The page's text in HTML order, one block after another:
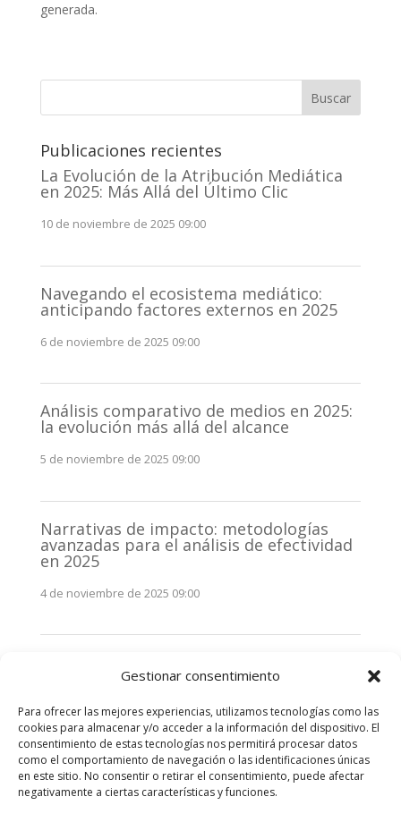
Gestionar consentimiento
Para ofrecer las mejores experiencias, utilizamos tecnologías como las
cookies para almacenar y/o acceder a la información del dispositivo. El
consentimiento de estas tecnologías nos permitirá procesar datos
como el comportamiento de navegación o las identificaciones únicas
en este sitio. No consentir o retirar el consentimiento, puede afectar
negativamente a ciertas características y funciones.
generada.
Buscar
Publicaciones recientes
La Evolución de la Atribución Mediática
en 2025: Más Allá del Último Clic
10 de noviembre de 2025 09:00
Navegando el ecosistema mediático:
anticipando factores externos en 2025
6 de noviembre de 2025 09:00
Análisis comparativo de medios en 2025:
la evolución más allá del alcance
5 de noviembre de 2025 09:00
Narrativas de impacto: metodologías
avanzadas para el análisis de efectividad
en 2025
4 de noviembre de 2025 09:00
stakeholders en 2025: La clave de la
3 de noviembre de 2025 09:00
Comentarios recientes